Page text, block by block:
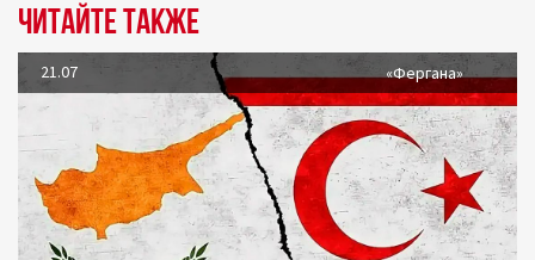
Читайте также
21.07 «Фергана»